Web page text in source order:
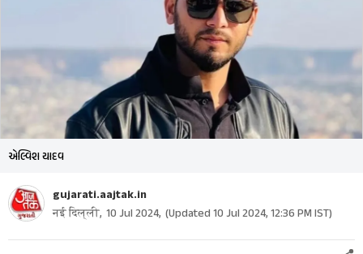
એલ્વિશ યાદવ
gujarati.aajtak.in
नई दिल्ली, 10 Jul 2024, (Updated10 Jul 2024, 12:36 PMIST)